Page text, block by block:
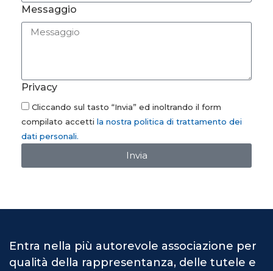
Messaggio
Privacy
Cliccando sul tasto “Invia” ed inoltrando il form
compilato accetti la nostra politica di trattamento dei
dati personali.
Invia
Entra nella più autorevole associazione per
qualità della rappresentanza, delle tutele e